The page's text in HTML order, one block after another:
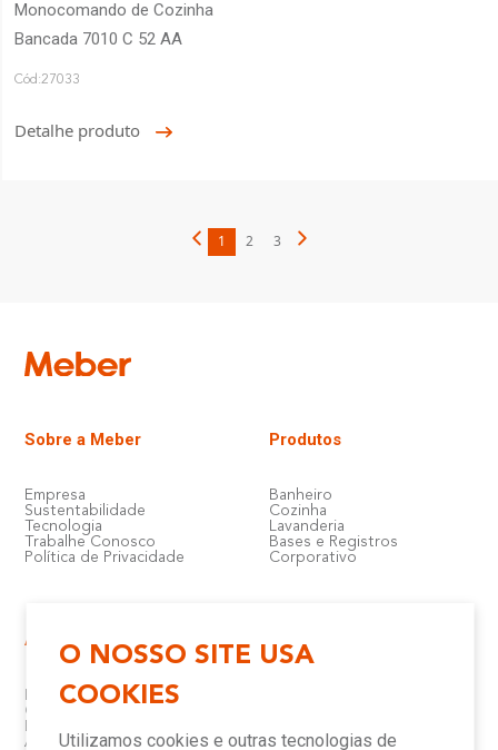
O NOSSO SITE USA
COOKIES
Utilizamos cookies e outras tecnologias de
Monocomando de Cozinha
Bancada 7010 C 52 AA
Cód:27033
Detalhe produto
1 2 3
Sobre a Meber
Empresa
Sustentabilidade
Tecnologia
Trabalhe Conosco
Política de Privacidade
Produtos
Banheiro
Cozinha
Lavanderia
Bases e Registros
Corporativo
Atendimento e Suporte
Política de Qualidade
Garantia
Assistência Técnica Meber
Representantes